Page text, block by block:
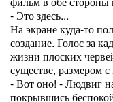
- Это здесь...
На экране куда-то
создание. Голос за
жизни плоских
существе, размером
- Вот оно! - Людвиг
покрывшись